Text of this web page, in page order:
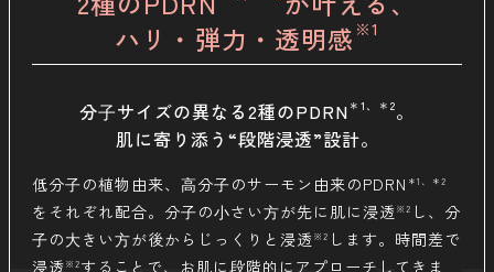
ハリ・弾力・透明感 ※1
分⼦サイズの異なる2種のPDRN ＊1、＊2。
肌に寄り添う“段階浸透”設計。
低分⼦の植物由来、⾼分⼦のサーモン由来のPDRN ＊1、＊2
をそれぞれ配合。分⼦の⼩さい⽅が先に肌に浸透※2 し、分
⼦の⼤きい⽅が後からじっくりと浸透※2 します。時間差で
浸透※2することで、お肌に段階的にアプローチしてきま